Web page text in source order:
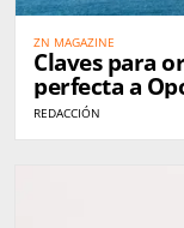
ZN MAGAZINE
Claves para
perfecta a
REDACCIÓN